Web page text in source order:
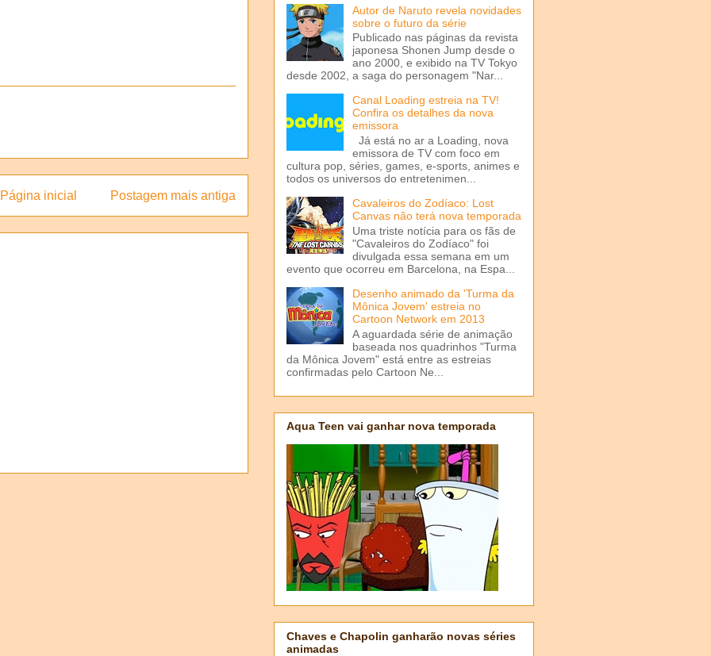
Postagem mais antiga
Página inicial
Autor de Naruto revela novidades
sobre o futuro da série
Publicado nas páginas da revista
japonesa Shonen Jump desde o
ano 2000, e exibido na TV Tokyo
desde 2002, a saga do personagem "Nar...
Canal Loading estreia na TV!
Confira os detalhes da nova
emissora
Já está no ar a Loading, nova
emissora de TV com foco em
cultura pop, séries, games, e-sports, animes e
todos os universos do entretenimen...
Cavaleiros do Zodíaco: Lost
Canvas não terá nova temporada
Uma triste notícia para os fãs de
"Cavaleiros do Zodíaco" foi
divulgada essa semana em um
evento que ocorreu em Barcelona, na Espa...
Desenho animado da 'Turma da
Mônica Jovem' estreia no
Cartoon Network em 2013
A aguardada série de animação
baseada nos quadrinhos "Turma
da Mônica Jovem" está entre as estreias
confirmadas pelo Cartoon Ne...
Aqua Teen vai ganhar nova temporada
Chaves e Chapolin ganharão novas séries
animadas